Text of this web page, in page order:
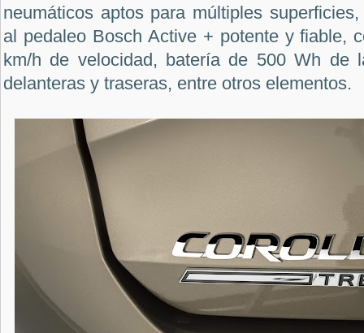
neumáticos aptos para múltiples
al pedaleo Bosch Active + potente y fiable,
km/h de velocidad, batería de 500 Wh de
delanteras y traseras, entre otros elementos.